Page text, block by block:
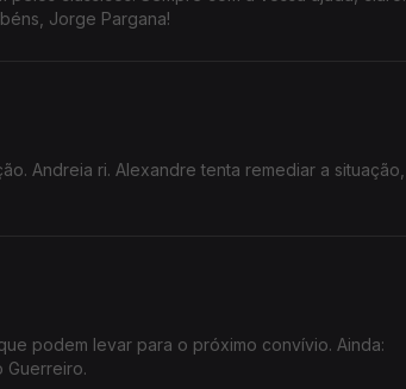
Jorge Pargana!
Andreia ri. Alexandre tenta remediar a situação,
podem levar para o próximo convívio. Ainda:
Guerreiro.